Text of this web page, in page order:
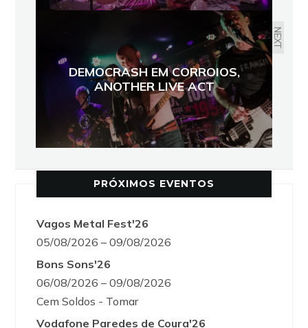
NEXT
DEMOCRASH EM CORROIOS,
ANOTHER LIVE ACT
PRÓXIMOS EVENTOS
Vagos Metal Fest'26
05/08/2026 – 09/08/2026
Bons Sons'26
06/08/2026 – 09/08/2026
Cem Soldos - Tomar
Vodafone Paredes de Coura'26